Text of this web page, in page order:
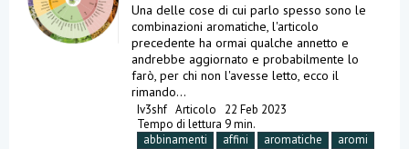
Una delle cose di cui parlo spesso sono le
combinazioni aromatiche, l'articolo
precedente ha ormai qualche annetto e
andrebbe aggiornato e probabilmente lo
farò, per chi non l'avesse letto, ecco il
rimando...
Iv3shf Articolo
22 Feb 2023
Tempo di lettura 9 min.
abbinamenti
affini aromatiche
aromi